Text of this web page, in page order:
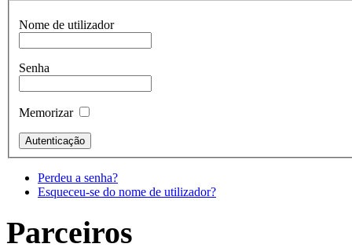
Nome de utilizador
Senha
Memorizar
Perdeu a senha?
Esqueceu-se do nome de utilizador?
Parceiros